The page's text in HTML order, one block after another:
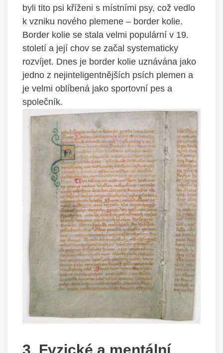
byli tito psi kříženi s místními psy, což vedlo
k vzniku nového plemene – border kolie.
Border kolie se stala velmi populární v 19.
století a její chov se začal systematicky
rozvíjet. Dnes je border kolie uznávána jako
jedno z nejinteligentnějších psích plemen a
je velmi oblíbená jako sportovní pes a
společník.